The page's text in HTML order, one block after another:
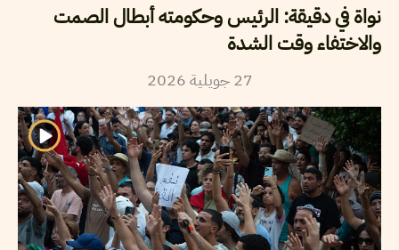
نواة في دقيقة: الرئيس وحكومته أبطال الصمت
والاختفاء وقت الشدة
27 جويلية2026